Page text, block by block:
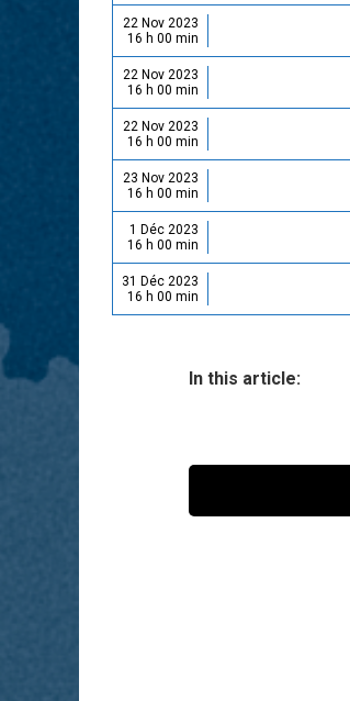
22 Nov 2023
16 h 00 min
22 Nov 2023
16 h 00 min
22 Nov 2023
16 h 00 min
23 Nov 2023
16 h 00 min
1 Déc 2023
16 h 00 min
31 Déc 2023
16 h 00 min
In this article: